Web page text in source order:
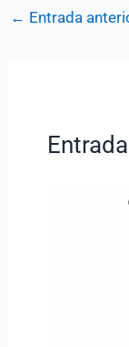
← Entrada